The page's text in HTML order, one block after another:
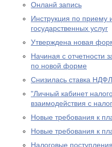
Онланй запись
Инструкция по приему
государственных услуг
Утверждена новая
Начиная с отчетности
по новой форме
Снизилась ставка
"Личный кабинет
взаимодействия с
Новые требования к
Новые требования к
Налоговые поступления